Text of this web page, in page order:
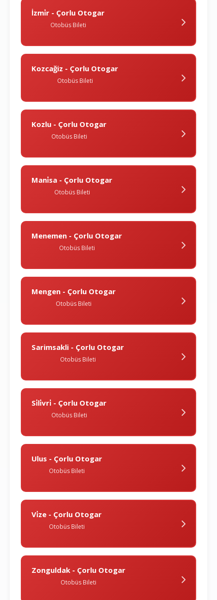
İzmi̇r - Çorlu Otogar
Otobüs Bileti
Kozcağiz - Çorlu Otogar
Otobüs Bileti
Kozlu - Çorlu Otogar
Otobüs Bileti
Mani̇sa - Çorlu Otogar
Otobüs Bileti
Menemen - Çorlu Otogar
Otobüs Bileti
Mengen - Çorlu Otogar
Otobüs Bileti
Sarimsakli - Çorlu Otogar
Otobüs Bileti
Si̇li̇vri̇ - Çorlu Otogar
Otobüs Bileti
Ulus - Çorlu Otogar
Otobüs Bileti
Vi̇ze - Çorlu Otogar
Otobüs Bileti
Zonguldak - Çorlu Otogar
Otobüs Bileti